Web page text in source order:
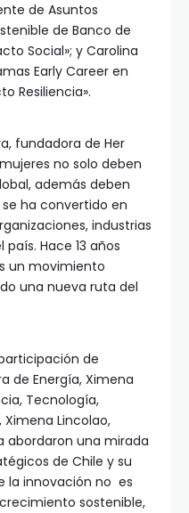
de Asuntos
de Banco de
Social»; y Carolina
Early Career en
Resiliencia».
fundadora de Her
no solo deben
además deben
ha convertido en
industrias
Hace 13 años
un movimiento
una nueva ruta del
de
de Energía, Ximena
Tecnología,
Lincolao,
abordaron una mirada
de Chile y su
la innovación no es
sostenible,